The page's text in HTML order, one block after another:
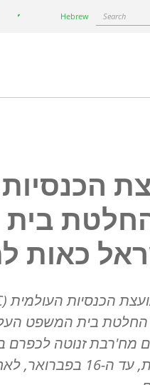
Hebrew Search
בית
כאות
הכנסיות העולמית (
החלטת בית המשפט
מח'רבת זנוטה לכפרם
המערבית, עד ה-16